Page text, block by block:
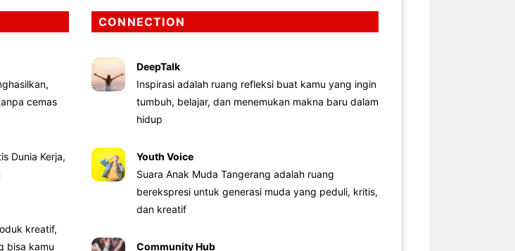
cemas
Dunia Kerja,
kreatif,
bisa kamu
CONNECTION
DeepTalk
Inspirasi adalah ruang refleksi buat kamu yang ingin
tumbuh, belajar, dan menemukan makna baru dalam
hidup
Youth Voice
Suara Anak Muda Tangerang adalah ruang
berekspresi untuk generasi muda yang peduli, kritis,
dan kreatif
Community Hub